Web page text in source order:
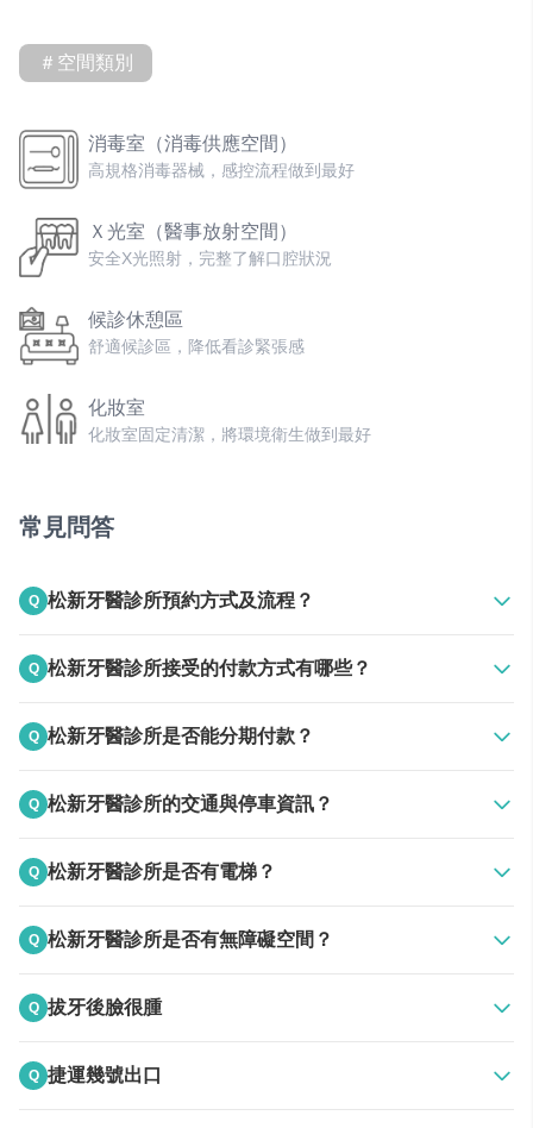
＃空間類別
消毒室（消毒供應空間）
高規格消毒器械，感控流程做到最好
Ｘ光室（醫事放射空間）
安全X光照射，完整了解口腔狀況
候診休憩區
舒適候診區，降低看診緊張感
化妝室
化妝室固定清潔，將環境衛生做到最好
照顧患者隱私，獨立診間最放心
看診時可以分散注意力，降低緊張感
電梯
提供飲水設備，解決候診飲水需求
刷牙區
攝影空間
常見問答
Q 松新牙醫診所預約方式及流程？
24HR線上預約
Q 松新牙醫診所接受的付款方式有哪些？
Q 松新牙醫診所是否能分期付款？
Q 松新牙醫診所的交通與停車資訊？
Q 松新牙醫診所是否有電梯？
Q 松新牙醫診所是否有無障礙空間？
Q 拔牙後臉很腫
刺激或有輕微發炎反應。一般來說，腫脹會在拔牙後 2～3 天達
Q 捷運幾號出口